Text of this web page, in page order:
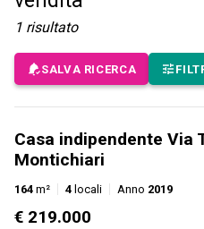
1 risultato
SALVA RICERCA
Casa indipendente Via
Montichiari
164 m² 4 locali Anno 2019
€ 219.000